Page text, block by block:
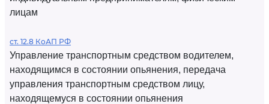
лицам
ст. 12.8 КоАП РФ
Управление транспортным средством водителем,
находящимся в состоянии опьянения, передача
управления транспортным средством лицу,
находящемуся в состоянии опьянения